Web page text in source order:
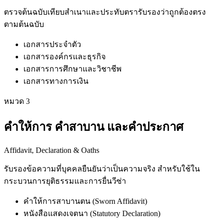
ตรวจต้นฉบับเทียบสำเนาและประทับตรารับรองว่าถูกต้องตรง
ตามต้นฉบับ
เอกสารประจำตัว
เอกสารองค์กรและธุรกิจ
เอกสารการศึกษาและวิชาชีพ
เอกสารทางการเงิน
หมวด 3
คำให้การ คำสาบาน และคำประกาศ
Affidavit, Declaration & Oaths
รับรองข้อความที่บุคคลยืนยันว่าเป็นความจริง สำหรับใช้ใน
กระบวนการยุติธรรมและการยื่นวีซ่า
คำให้การสาบานตน (Sworn Affidavit)
หนังสือแสดงเจตนา (Statutory Declaration)